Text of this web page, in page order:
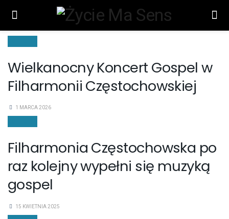
Wielkanocny Koncert Gospel w
Filharmonii Częstochowskiej
1 MARCA 2026
Filharmonia Częstochowska po
raz kolejny wypełni się muzyką
gospel
15 KWIETNIA 2025